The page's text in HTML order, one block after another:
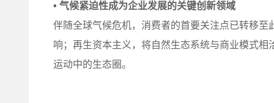
• 气候紧迫性成为企业发展的关键创新领域
伴随全球气候危机，消费者的首要关注点已转移
响；再生资本主义，将自然生态系统与商业模式
运动中的生态圈。